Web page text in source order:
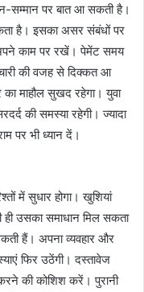
सम्मान पर बात आ सकती है।
है। इसका असर संबंधों पर
काम पर रखें। पेमेंट समय
की वजह से दिक्कत आ
माहौल सुखद रहेगा। युवा
की समस्या रहेगी। ज्यादा
पर भी ध्यान दें।
में सुधार होगा। खुशियां
ही उसका समाधान मिल सकता
हैं। अपना व्यवहार और
फिर उठेंगी। दस्तावेज
की कोशिश करें। पुरानी